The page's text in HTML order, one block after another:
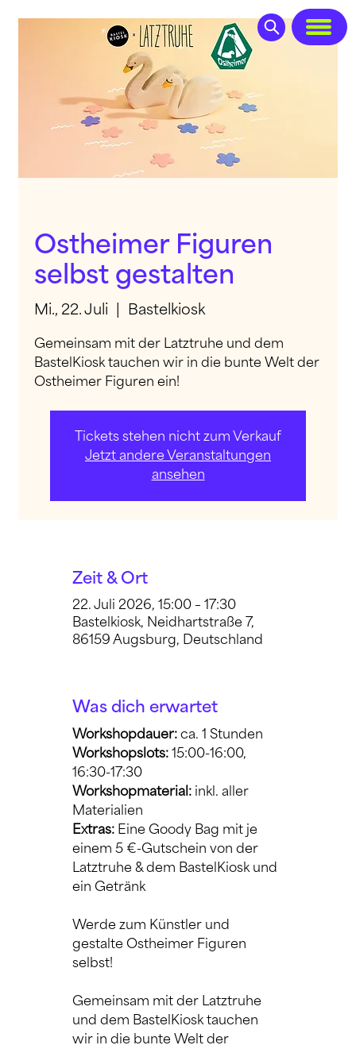
Ostheimer Figuren
selbst gestalten
Mi., 22. Juli Bastelkiosk
Gemeinsam mit der Latztruhe und dem
BastelKiosk tauchen wir in die bunte Welt der
Ostheimer Figuren ein!
Tickets stehen nicht zum Verkauf
Jetzt andere Veranstaltungen
ansehen
Zeit & Ort
22. Juli 2026, 15:00 – 17:30
Bastelkiosk, Neidhartstraße 7,
86159 Augsburg, Deutschland
Was dich erwartet
Workshopdauer: ca. 1 Stunden
Workshopslots: 15:00-16:00,
16:30-17:30
Workshopmaterial: inkl. aller
Materialien
Extras: Eine Goody Bag mit je
einem 5 €-Gutschein von der
Latztruhe & dem BastelKiosk und
ein Getränk
Werde zum Künstler und
gestalte Ostheimer Figuren
selbst!
Gemeinsam mit der Latztruhe
und dem BastelKiosk tauchen
wir in die bunte Welt der